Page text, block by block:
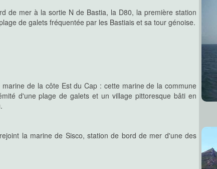
de mer à la sortie N de Bastia, la D80, la première station
de galets fréquentée par les Bastiais et sa tour génoise.
de la côte Est du Cap : cette marine de la commune
d'une plage de galets et un village pittoresque bâti en
la marine de Sisco, station de bord de mer d'une des